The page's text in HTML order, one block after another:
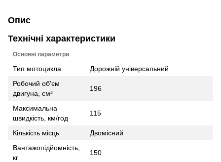
Опис
Технічні характеристики
Основні параметри
Тип мотоцикла
Дорожній універсальний
Робочий об'єм
двигуна, см³
196
Максимальна
швидкість, км/год
115
Кількість місць
Двомісний
Вантажопідйомність,
кг
150